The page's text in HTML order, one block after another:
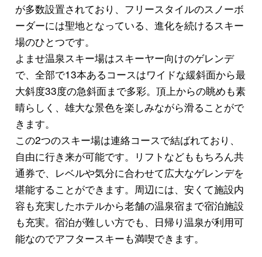
が多数設置されており、フリースタイルのスノーボ
ーダーには聖地となっている、進化を続けるスキー
場のひとつです。
よませ温泉スキー場はスキーヤー向けのゲレンデ
で、全部で13本あるコースはワイドな緩斜面から最
大斜度33度の急斜面まで多彩。頂上からの眺めも素
晴らしく、雄大な景色を楽しみながら滑ることがで
きます。
この2つのスキー場は連絡コースで結ばれており、
自由に行き来が可能です。リフトなどももちろん共
通券で、レベルや気分に合わせて広大なゲレンデを
堪能することができます。周辺には、安くて施設内
容も充実したホテルから老舗の温泉宿まで宿泊施設
も充実。宿泊が難しい方でも、日帰り温泉が利用可
能なのでアフタースキーも満喫できます。